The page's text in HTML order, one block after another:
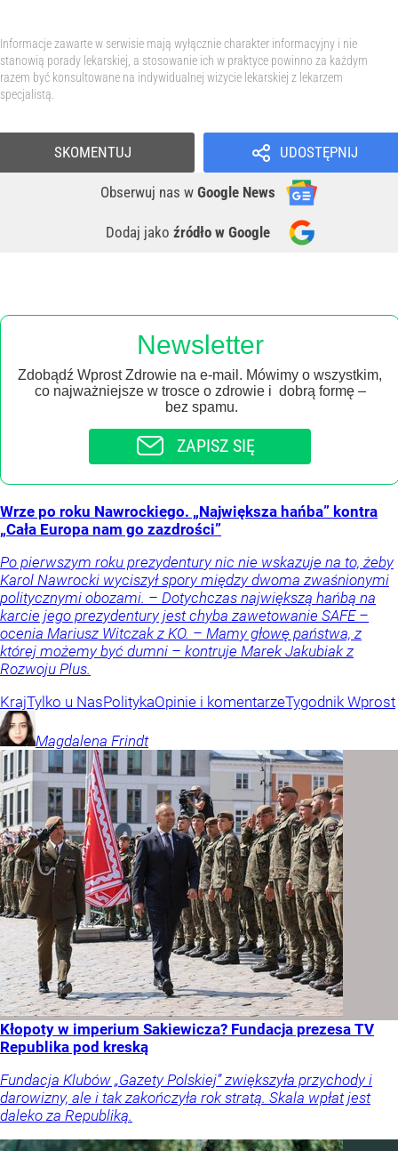
Informacje zawarte w serwisie mają wyłącznie charakter informacyjny i nie
stanowią porady lekarskiej, a stosowanie ich w praktyce powinno za każdym
razem być konsultowane na indywidualnej wizycie lekarskiej z lekarzem
specjalistą.
UDOSTĘPNIJ
Obserwuj nas w Google News
Dodaj jako źródło w Google
SKOMENTUJ
Newsletter
Zdobądź Wprost Zdrowie na e-mail. Mówimy o wszystkim,
co najważniejsze w trosce o zdrowie i dobrą formę –
bez spamu.
ZAPISZ SIĘ
Wrze po roku Nawrockiego. „Największa hańba” kontra
„Cała Europa nam go zazdrości”
Po pierwszym roku prezydentury nic nie wskazuje na to, żeby
Karol Nawrocki wyciszył spory między dwoma zwaśnionymi
politycznymi obozami. – Dotychczas największą hańbą na
karcie jego prezydentury jest chyba zawetowanie SAFE –
ocenia Mariusz Witczak z KO. – Mamy głowę państwa, z
której możemy być dumni – kontruje Marek Jakubiak z
Rozwoju Plus.
KrajTylko u NasPolitykaOpinie i komentarzeTygodnik Wprost
Magdalena Frindt
Kłopoty w imperium Sakiewicza? Fundacja prezesa TV
Republika pod kreską
Fundacja Klubów „Gazety Polskiej” zwiększyła przychody i
darowizny, ale i tak zakończyła rok stratą. Skala wpłat jest
daleko za Republiką.